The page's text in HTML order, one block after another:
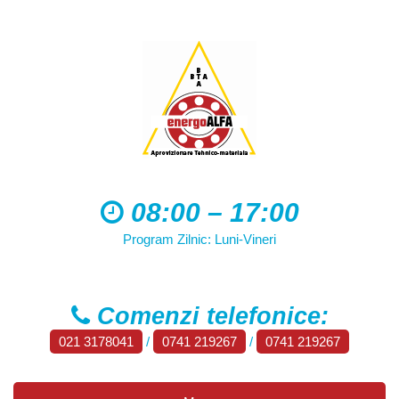
08:00 – 17:00
Program Zilnic: Luni-Vineri
Comenzi telefonice:
021 3178041 / 0741 219267 / 0741 219267